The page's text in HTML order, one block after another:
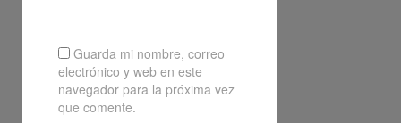
Guarda mi nombre, correo
electrónico y web en este
navegador para la próxima vez
que comente.